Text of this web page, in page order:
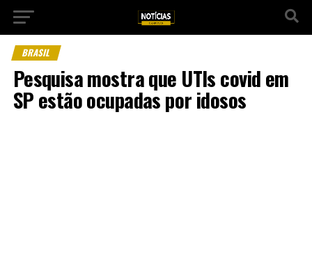
BRASIL
Pesquisa mostra que UTIs covid em
SP estão ocupadas por idosos